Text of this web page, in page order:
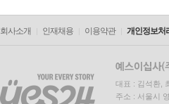
회사소개 인재채용 이용약관 개인정보처
대표 : 김석환,
주소 : 서울시